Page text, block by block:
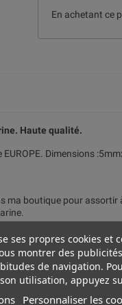
En achetant ce
Haute qualité.
Dimensions
ma boutique pour assortir
ses propres cookies et
montrer des
de navigation.
utilisation, appuyez
Personnaliser les